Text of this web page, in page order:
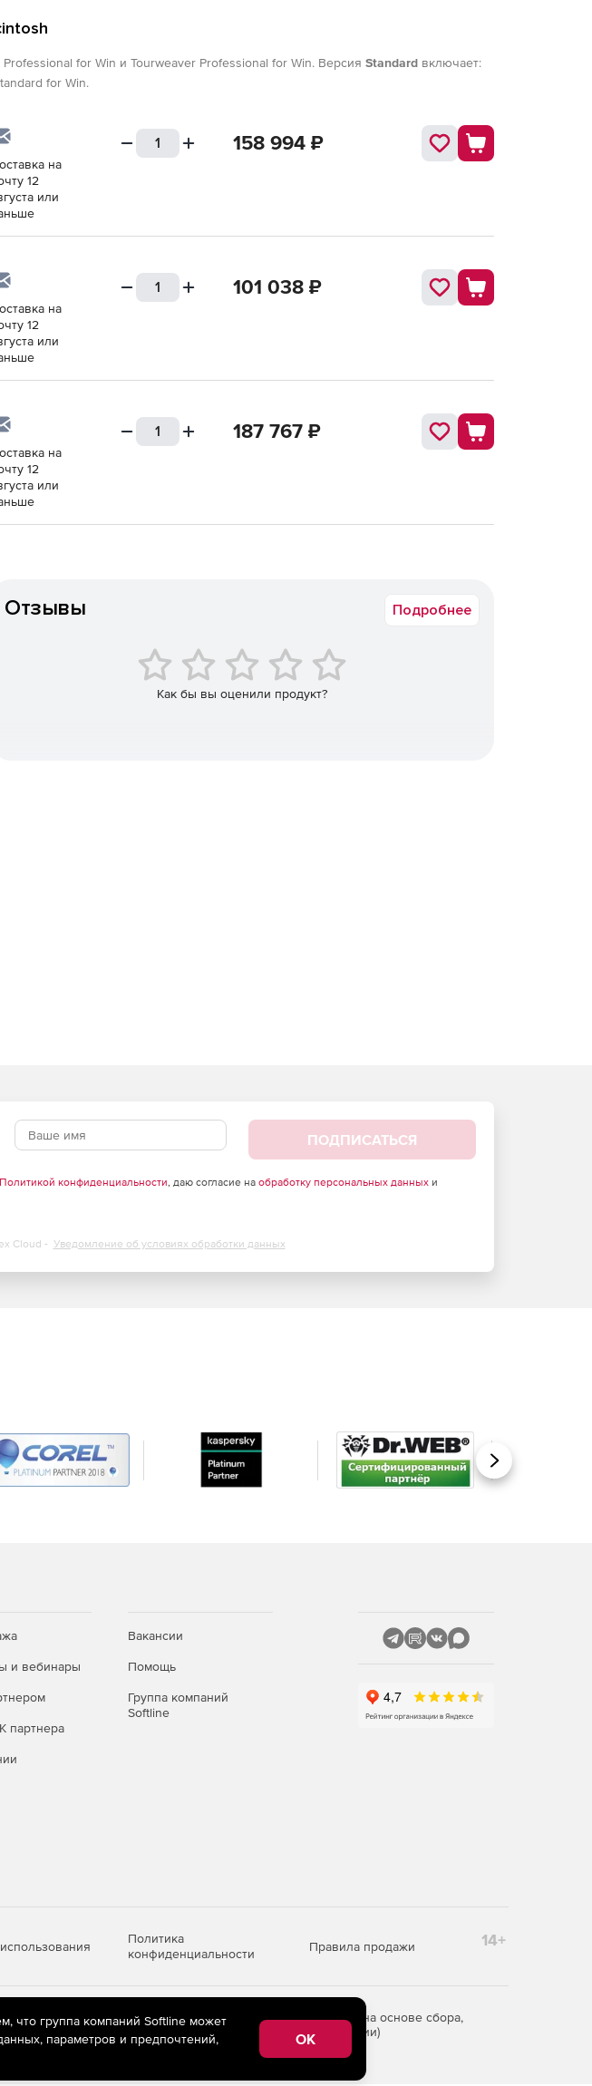
for Win и Tourweaver Professional for Win. Версия Standard включает:
for Win.
на
12
или
158 994 ₽
на
12
или
101 038 ₽
на
12
или
187 767 ₽
Отзывы Подробнее
Как бы вы оценили продукт?
ПОДПИСАТЬСЯ
Политикой конфиденциальности, даю согласие на обработку персональных данныхи
Cloud - Уведомление об условиях обработки данных
Вперед
и вебинары
партнера
Вакансии
Помощь
Группа компаний
Softline
Политика
конфиденциальности
Правила продажи 14+
технологии предоставления информации на основе сбора,
находящихся на территории Российской Федерации)
что группа компаний Softline может
параметров и предпочтений,
OK